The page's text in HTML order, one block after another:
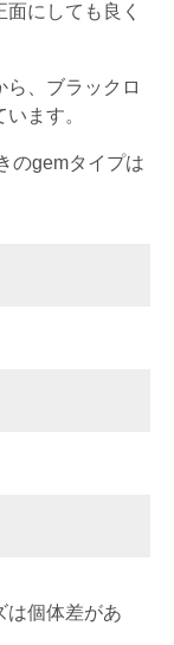
にしても良く
、ブラックロ
ます。
のgemタイプは
は個体差があ